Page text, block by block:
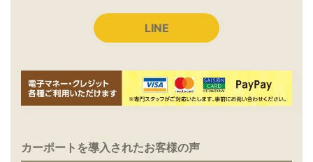
LINE
カーポートを導入されたお客様の声